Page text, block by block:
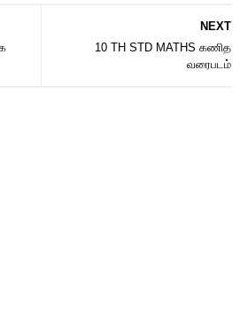
NEXT
10 TH STD MATHS கணித
வரைபடம்